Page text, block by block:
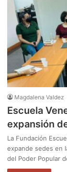
Magdalena Valdez
Escuela
expansión
La Fundación
expande sedes en
del Poder Popular